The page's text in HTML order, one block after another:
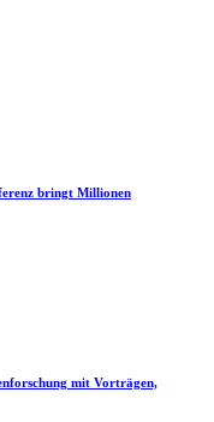
bringt Millionen
mit Vorträgen,